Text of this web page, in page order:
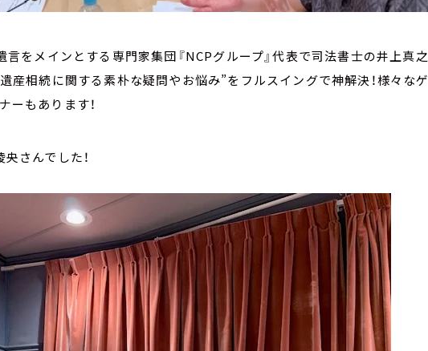
言をメインとする専門家集団『NCPグループ』代表で司法書士の井上真之
産相続に関する素朴な疑問やお悩み”をフルスイングで神解決！様々なゲ
ーもあります！
さんでした！